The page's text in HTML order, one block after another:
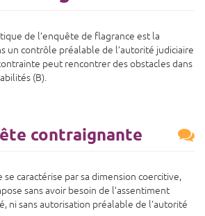
de l’enquête de flagrance est la
un contrôle préalable de l’autorité judiciaire
peut rencontrer des obstacles dans
(B).
contraignante
se caractérise par sa dimension coercitive,
sans avoir besoin de l’assentiment
ni sans autorisation préalable de l’autorité